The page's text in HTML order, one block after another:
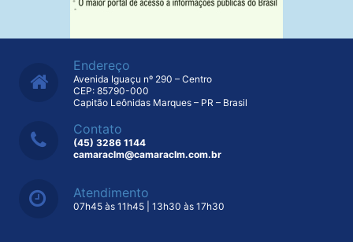
Endereço
Avenida Iguaçu nº 290 – Centro
CEP: 85790-000
Capitão Leônidas Marques – PR – Brasil
Contato
(45) 3286 1144
camaraclm@camaraclm.com.br
Atendimento
07h45 às 11h45 | 13h30 às 17h30